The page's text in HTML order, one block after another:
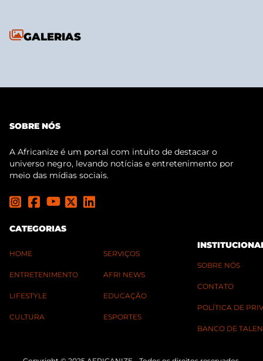
GALERIAS
SOBRE NÓS
A Africanize é um portal com intuito de destacar o
universo negro, levando notícias e entretenimento por
meio das mídias sociais.
CATEGORIAS
HOME
ENTRETENIMENTO
LIFESTYLE
CULTURA
SERVIÇOS
AFRI NEWS
EDUCAÇÃO
ESPORTES
SOBRE NÓS
CONTATO
POLÍTICA DE
BANCO DE